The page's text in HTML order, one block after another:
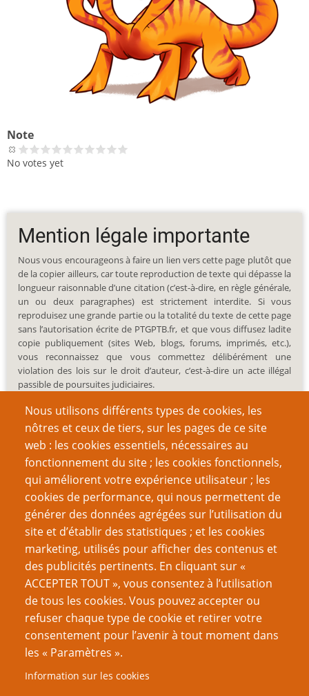
Note
No votes yet
Nous utilisons différents types de cookies, les
nôtres et ceux de tiers, sur les pages de ce site
web : les cookies essentiels, nécessaires au
fonctionnement du site ; les cookies fonctionnels,
qui améliorent votre expérience utilisateur ; les
cookies de performance, qui nous permettent de
générer des données agrégées sur l’utilisation du
site et d’établir des statistiques ; et les cookies
marketing, utilisés pour afficher des contenus et
des publicités pertinents. En cliquant sur «
ACCEPTER TOUT », vous consentez à l’utilisation
de tous les cookies. Vous pouvez accepter ou
refuser chaque type de cookie et retirer votre
consentement pour l’avenir à tout moment dans
les « Paramètres ».
Information sur les cookies
Mention légale importante
Nous vous encourageons à faire un lien vers cette page plutôt que
de la copier ailleurs, car toute reproduction de texte qui dépasse la
longueur raisonnable d’une citation (c’est-à-dire, en règle générale,
un ou deux paragraphes) est strictement interdite. Si vous
reproduisez une grande partie ou la totalité du texte de cette page
sans l’autorisation écrite de PTGPTB.fr, et que vous diffusez ladite
copie publiquement (sites Web, blogs, forums, imprimés, etc.),
vous reconnaissez que vous commettez délibérément une
violation des lois sur le droit d’auteur, c’est-à-dire un acte illégal
passible de poursuites judiciaires.
Recherche
Nom d'utilisateur
Mot de passe